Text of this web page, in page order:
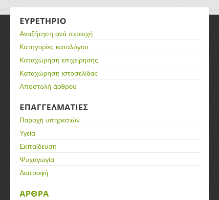
ΕΥΡΕΤΗΡΙΟ
Αναζήτηση ανά περιοχή
Κατηγορίες καταλόγου
Καταχώρηση επιχείρησης
Καταχώρηση ιστοσελίδας
Αποστολή άρθρου
ΕΠΑΓΓΕΛΜΑΤΙΕΣ
Παροχή υπηρεσιών
Υγεία
Εκπαίδευση
Ψυχαγωγία
Διατροφή
ΑΡΘΡΑ